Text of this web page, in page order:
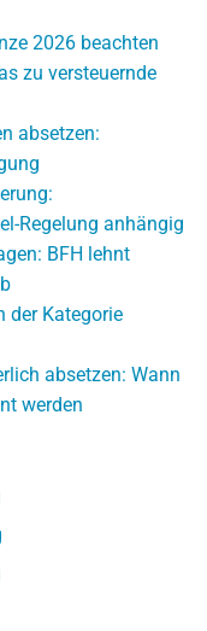
2026 beachten
zu versteuernde
absetzen:
Regelung anhängig
BFH lehnt
der Kategorie
absetzen: Wann
werden